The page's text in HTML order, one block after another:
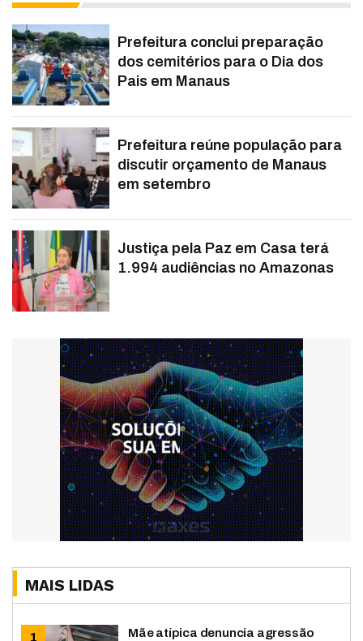
Prefeitura conclui preparação
dos cemitérios para o Dia dos
Pais em Manaus
Prefeitura reúne população para
discutir orçamento de Manaus
em setembro
Justiça pela Paz em Casa terá
1.994 audiências no Amazonas
MAIS LIDAS
Mãe atípica denuncia agressão